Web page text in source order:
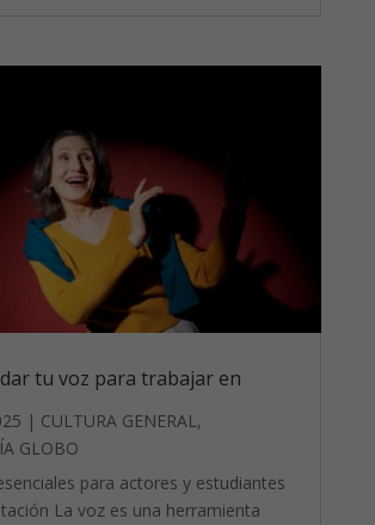
tu voz para trabajar en
| CULTURA GENERAL,
GLOBO
para actores y estudiantes
La voz es una herramienta